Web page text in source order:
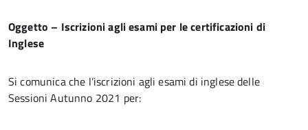
Oggetto – Iscrizioni agli esami per le certificazioni di
Inglese
Si comunica che l’iscrizioni agli esami di inglese delle
Sessioni Autunno 2021 per: